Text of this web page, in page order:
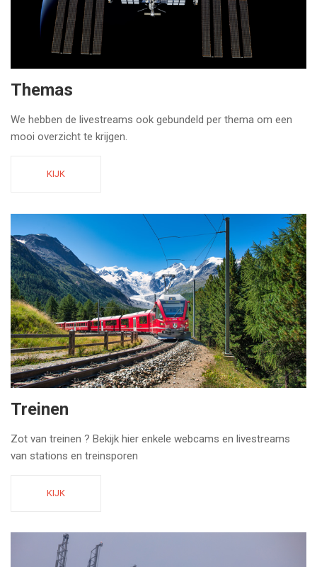
Themas
We hebben de livestreams ook gebundeld per thema om een
mooi overzicht te krijgen.
KIJK
Treinen
Zot van treinen ? Bekijk hier enkele webcams en livestreams
van stations en treinsporen
KIJK